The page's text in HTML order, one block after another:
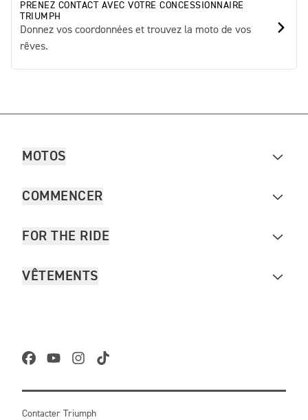
PRENEZ CONTACT AVEC VOTRE CONCESSIONNAIRE
TRIUMPH
Donnez vos coordonnées et trouvez la moto de vos
rêves.
MOTOS
COMMENCER
FOR THE RIDE
VÊTEMENTS
Contacter Triumph